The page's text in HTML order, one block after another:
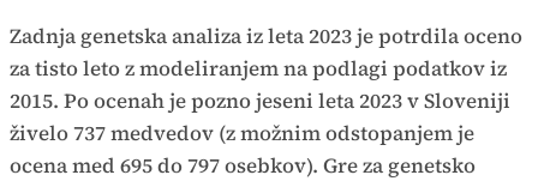
Zadnja genetska analiza iz leta 2023 je potrdila oceno
za tisto leto z modeliranjem na podlagi podatkov iz
2015. Po ocenah je pozno jeseni leta 2023 v Sloveniji
živelo 737 medvedov (z možnim odstopanjem je
ocena med 695 do 797 osebkov). Gre za genetsko